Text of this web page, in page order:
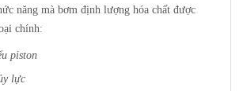
năng mà bơm định lượng hóa chất được
chính:
piston
lực